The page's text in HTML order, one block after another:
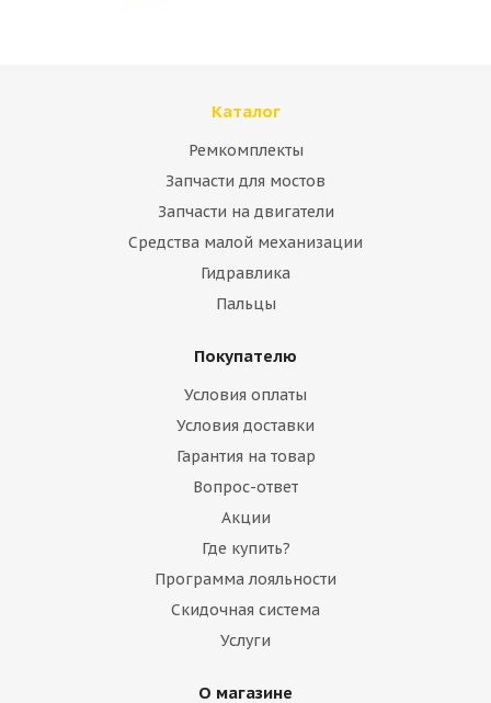
Каталог
Ремкомплекты
Запчасти для мостов
Запчасти на двигатели
Средства малой механизации
Гидравлика
Пальцы
Покупателю
Условия оплаты
Условия доставки
Гарантия на товар
Вопрос-ответ
Акции
Где купить?
Программа лояльности
Скидочная система
Услуги
О магазине